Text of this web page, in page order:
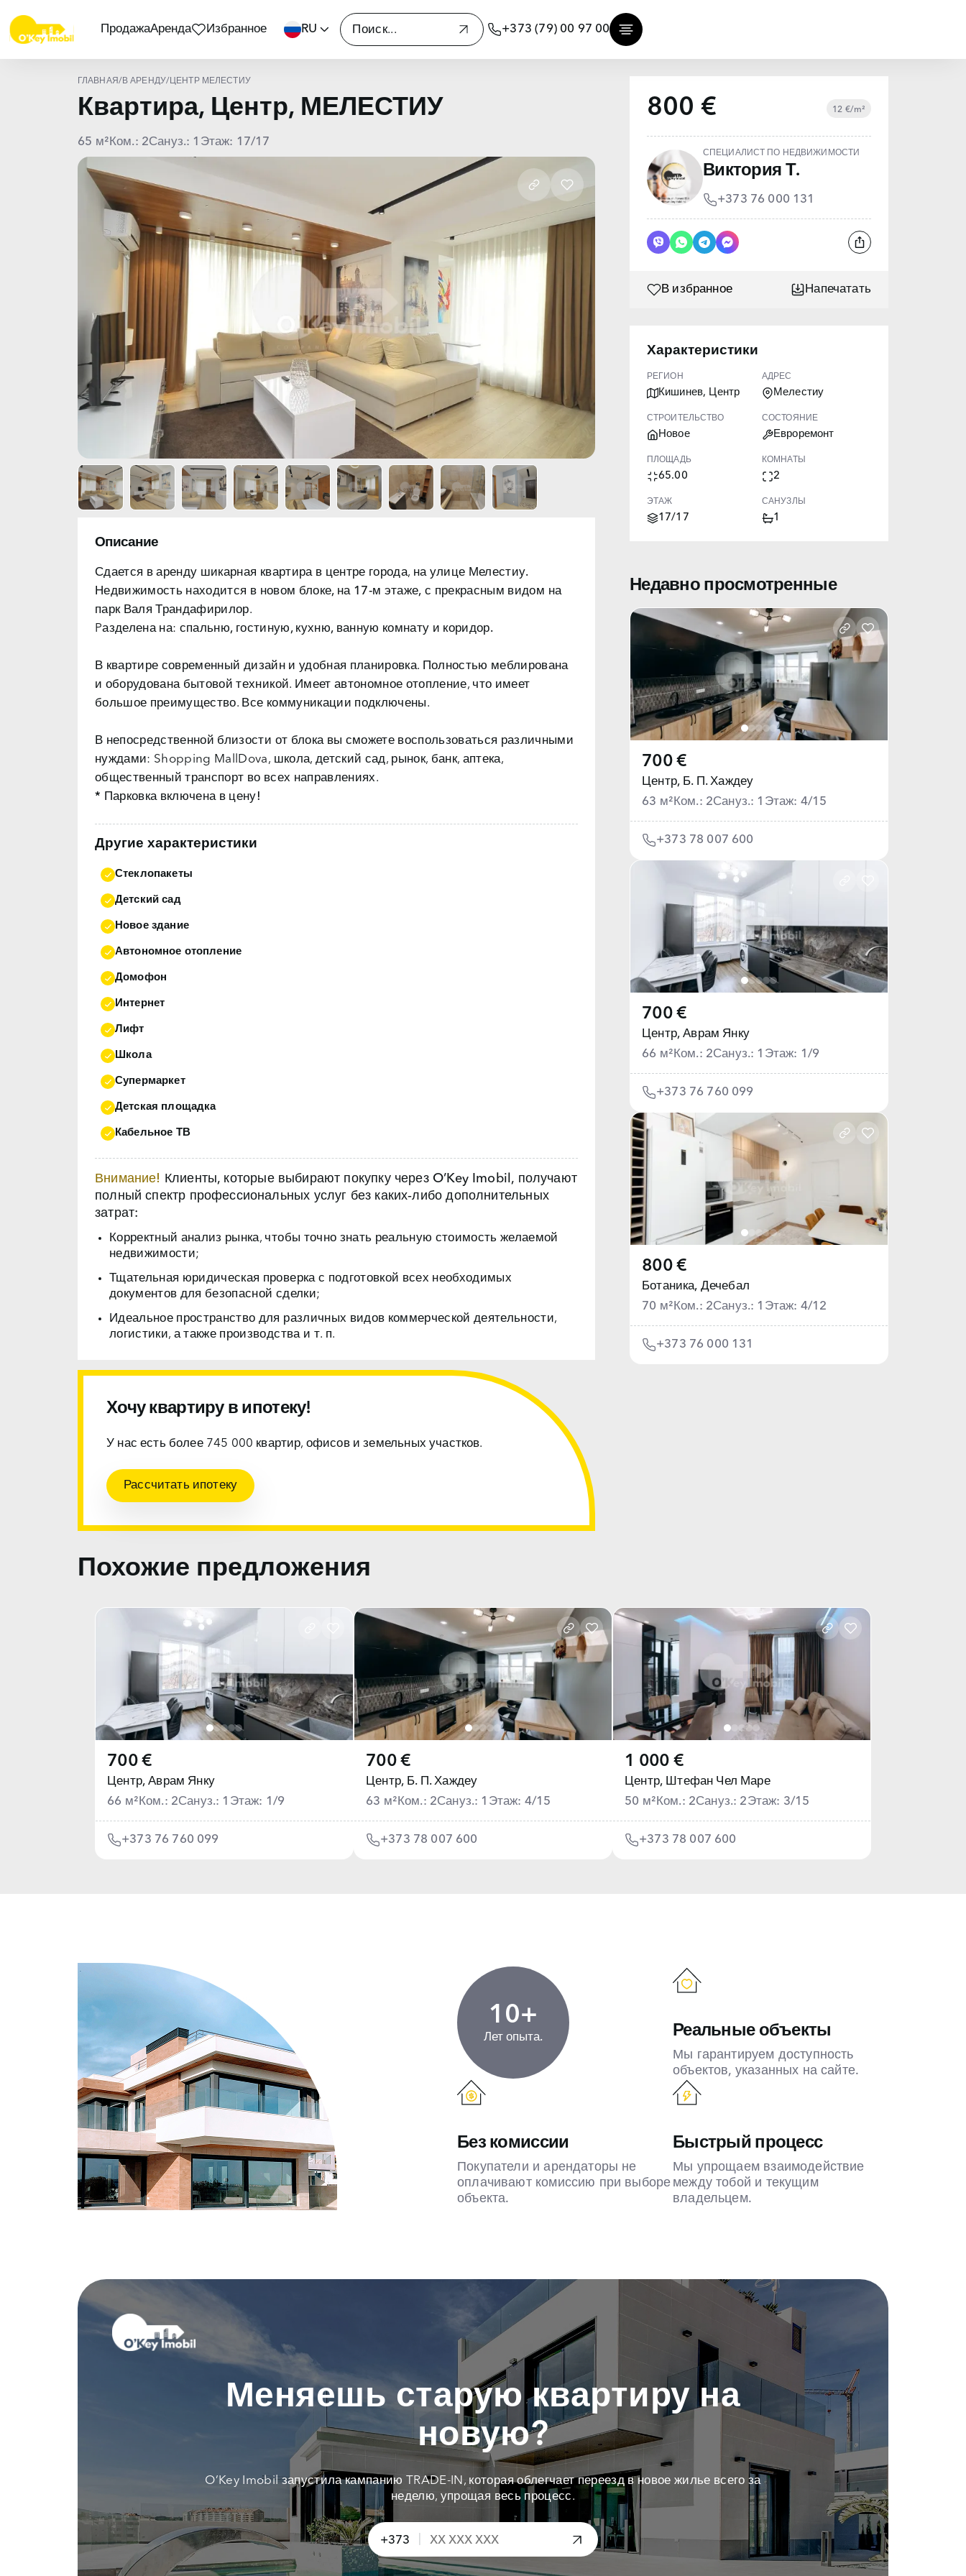
ПродажаАренда Избранное RU +373 (79) 00 97 00
ГЛАВНАЯ/ В АРЕНДУ/ ЦЕНТР МЕЛЕСТИУ
Квартира, Центр, МЕЛЕСТИУ
65 м² Ком.: 2Сануз.: 1 Этаж: 17/17
Описание
Сдается в аренду шикарная квартира в центре города, наулице Мелестиу.
Недвижимость находится в новом блоке, на 17-м этаже, с прекрасным видом на
парк Валя Трандафирилор.
Pазделена на: спальню, гостиную, кухню, ванную комнату и коридор.
В квартире современный дизайн и удобная планировка. Полностью меблирована
и оборудована бытовой техникой. Имеет автономное отопление, что имеет
большое преимущество. Все коммуникации подключены.
В непосредственной близости от блока вы сможете воспользоваться различными
нуждами: Shopping MallDova, школа, детский сад, рынок, банк, аптека,
общественный транспорт во всех направлениях.
* Парковка включена в цену!
Другие характеристики
Стеклопакеты
Детский сад
Новое здание
Автономное отопление
Домофон
Интернет
Лифт
Школа
Супермаркет
Детская площадка
Кабельное ТВ
Внимание!
Клиенты, которые выбирают покупку через O’Key Imobil, получают
полный спектр профессиональных услуг без каких‑либо дополнительных
затрат:
Корректный анализ рынка, чтобы точно знать реальную стоимость желаемой
недвижимости;
Тщательная юридическая проверка с подготовкой всех необходимых
документов для безопасной сделки;
Идеальное пространство для различных видов коммерческой деятельности,
логистики, а также производства и т. п.
Хочу квартиру в ипотеку!
У нас есть более 745 000 квартир, офисов и земельных участков.
Рассчитать ипотеку
800 € 12 €/m²
СПЕЦИАЛИСТ ПО НЕДВИЖИМОСТИ
Виктория Т.
+373 76 000 131
В избранное Напечатать
Характеристики
РЕГИОН
Кишинев, Центр
АДРЕС
Мелестиу
СТРОИТЕЛЬСТВО
Новое
СОСТОЯНИЕ
Евроремонт
ПЛОЩАДЬ
65.00
КОМНАТЫ
2
ЭТАЖ
17/17
САНУЗЛЫ
1
Недавно просмотренные
700 €
Центр, Б. П. Хаждеу
63 м² Ком.: 2Сануз.: 1 Этаж: 4/15
+373 78 007 600
700 €
Центр, Аврам Янку
66 м² Ком.: 2Сануз.: 1 Этаж: 1/9
+373 76 760 099
800 €
Ботаника, Дечебал
70 м² Ком.: 2Сануз.: 1 Этаж: 4/12
+373 76 000 131
Похожие предложения
700 €
Центр, Аврам Янку
66 м² Ком.: 2Сануз.: 1 Этаж: 1/9
+373 76 760 099
700 €
Центр, Б. П. Хаждеу
63 м² Ком.: 2Сануз.: 1 Этаж: 4/15
+373 78 007 600
1 000 €
Центр, Штефан Чел Маре
50 м² Ком.: 2Сануз.: 2Этаж: 3/15
+373 78 007 600
10+
Лет опыта. Реальные объекты
Мы гарантируем доступность
объектов, указанных на сайте.
Без комиссии
Покупатели и арендаторы не
оплачивают комиссию при выборе
объекта.
Быстрый процесс
Мы упрощаем взаимодействие
между тобой и текущим
владельцем.
Меняешь старую квартиру на
новую?
O’Key Imobil запустила кампанию TRADE-IN, которая облегчает переезд в новое жилье всего за
неделю, упрощая весь процесс.
+373